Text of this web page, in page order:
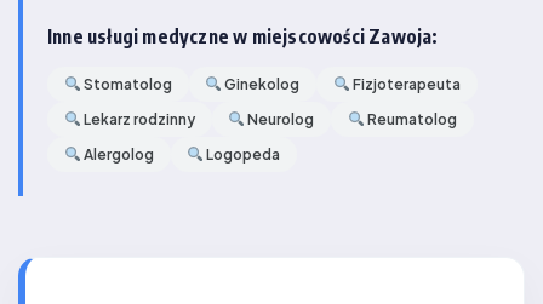
Inne usługi medyczne w miejscowości Zawoja:
Stomatolog Ginekolog
Fizjoterapeuta
Lekarz rodzinny
Neurolog
Reumatolog
Alergolog
Logopeda